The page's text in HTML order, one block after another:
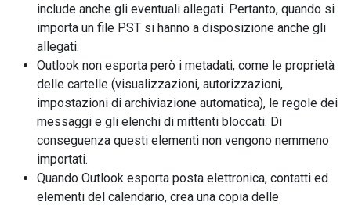
include anche gli eventuali allegati. Pertanto, quando si
importa un file PST si hanno a disposizione anche gli
allegati.
Outlook non esporta però i metadati, come le proprietà
delle cartelle (visualizzazioni, autorizzazioni,
impostazioni di archiviazione automatica), le regole dei
messaggi e gli elenchi di mittenti bloccati. Di
conseguenza questi elementi non vengono nemmeno
importati.
Quando Outlook esporta posta elettronica, contatti ed
elementi del calendario, crea una copia delle